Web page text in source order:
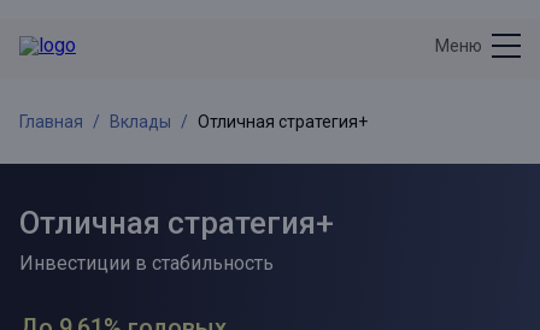
Меню
Главная Вклады Отличная стратегия+
Отличная стратегия+
Инвестиции в стабильность